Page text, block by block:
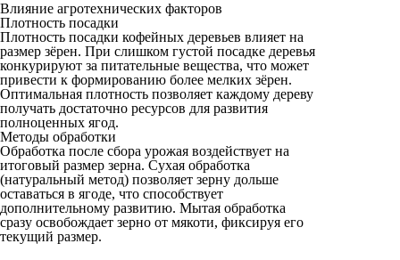
Влияние агротехнических факторов
Плотность посадки
Плотность посадки кофейных деревьев влияет на
размер зёрен. При слишком густой посадке деревья
конкурируют за питательные вещества, что может
привести к формированию более мелких зёрен.
Оптимальная плотность позволяет каждому дереву
получать достаточно ресурсов для развития
полноценных ягод.
Методы обработки
Обработка после сбора урожая воздействует на
итоговый размер зерна. Сухая обработка
(натуральный метод) позволяет зерну дольше
оставаться в ягоде, что способствует
дополнительному развитию. Мытая обработка
сразу освобождает зерно от мякоти, фиксируя его
текущий размер.